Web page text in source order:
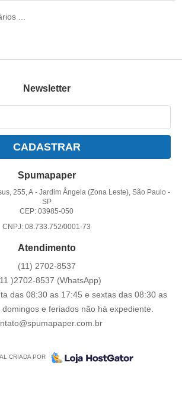
...
Newsletter
CADASTRAR
Spumapaper
255, A -Jardim Ângela (Zona Leste), São Paulo -
SP
CEP: 03985-050
CNPJ: 08.733.752/0001-73
Atendimento
(11) 2702-8537
)2702-8537 (WhatsApp)
das 08:30 as 17:45 e sextas das 08:30 as
e feriados não há expediente.
CRIADA POR